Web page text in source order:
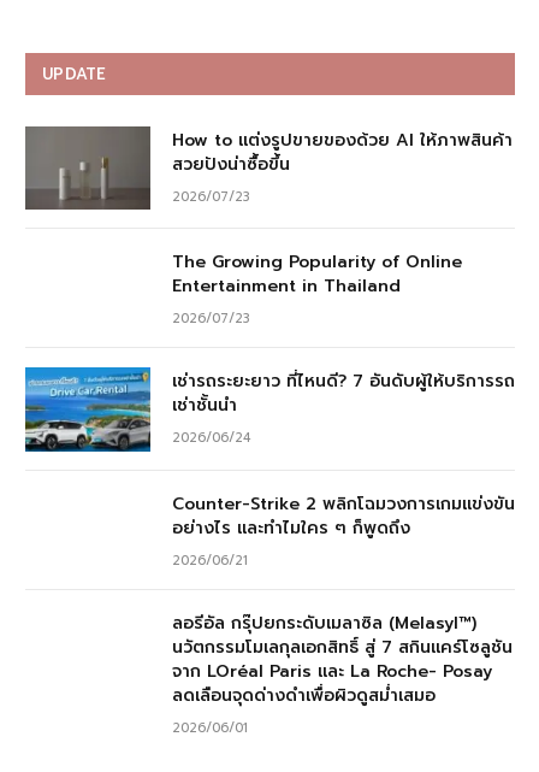
UPDATE
How to แต่งรูปขายของด้วย AI ให้ภาพสินค้า
สวยปังน่าซื้อขึ้น
2026/07/23
The Growing Popularity of Online
Entertainment in Thailand
2026/07/23
เช่ารถระยะยาว ที่ไหนดี? 7 อันดับผู้ให้บริการรถ
เช่าชั้นนำ
2026/06/24
Counter-Strike 2 พลิกโฉมวงการเกมแข่งขัน
อย่างไร และทำไมใคร ๆ ก็พูดถึง
2026/06/21
ลอรีอัล กรุ๊ปยกระดับเมลาซิล (Melasyl™)
นวัตกรรมโมเลกุลเอกสิทธิ์ สู่ 7 สกินแคร์โซลูชัน
จาก LOréal Paris และ La Roche- Posay
ลดเลือนจุดด่างดำเพื่อผิวดูสม่ำเสมอ
2026/06/01